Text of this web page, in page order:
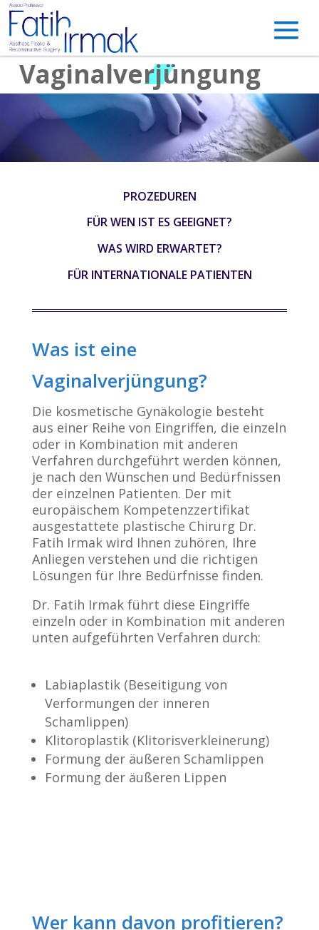
Vaginalverjüngung
PROZEDUREN
FÜR WEN IST ES GEEIGNET?
WAS WIRD ERWARTET?
FÜR INTERNATIONALE PATIENTEN
Was ist eine
Vaginalverjüngung?
Die kosmetische Gynäkologie besteht
aus einer Reihe von Eingriffen, die einzeln
oder in Kombination mit anderen
Verfahren durchgeführt werden können,
je nach den Wünschen und Bedürfnissen
der einzelnen Patienten. Der mit
europäischem Kompetenzzertifikat
ausgestattete plastische Chirurg Dr.
Fatih Irmak wird Ihnen zuhören, Ihre
Anliegen verstehen und die richtigen
Lösungen für Ihre Bedürfnisse finden.
Dr. Fatih Irmak führt diese Eingriffe
einzeln oder in Kombination mit anderen
unten aufgeführten Verfahren durch:
Labiaplastik (Beseitigung von
Verformungen der inneren
Schamlippen)
Klitoroplastik (Klitorisverkleinerung)
Formung der äußeren Schamlippen
Formung der äußeren Lippen
Wer kann davon profitieren?